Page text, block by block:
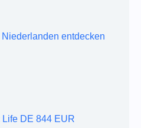
entdecken
DE 844 EUR